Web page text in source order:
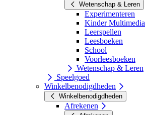
Wetenschap & Leren
Experimenteren
Kinder Multimedia
Leerspellen
Leesboeken
School
Voorleesboeken
Wetenschap & Leren
Speelgoed
Winkelbenodigdheden
Winkelbenodigdheden
Afrekenen